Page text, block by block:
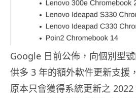
Google 日前公佈，向個別型
供多 3 年的額外軟件更新支
原本只會獲得系統更新之